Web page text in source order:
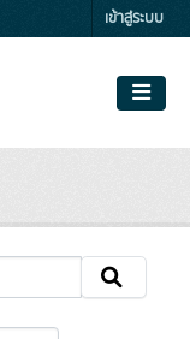
เข้าสู่ระบบ